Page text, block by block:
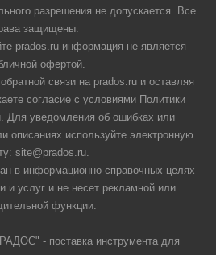
разрешения не допускается. Все
защищены.
prados.ru информация не является
офертой.
связи на prados.ru и оставляя
согласие с условиями Политики
Для уведомления об ошибках или
описаниях используйте электронную
site@prados.ru.
в информационно-справочных целях
и услуг и не несет рекламной или
функции.
- поставка инструмента для